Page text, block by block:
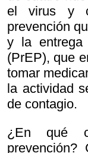
el virus y
prevención
y la entrega
(PrEP), que
tomar
la actividad
de contagio.
¿En qué
prevención?